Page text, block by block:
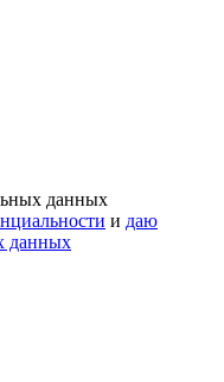
данных
и даю
данных